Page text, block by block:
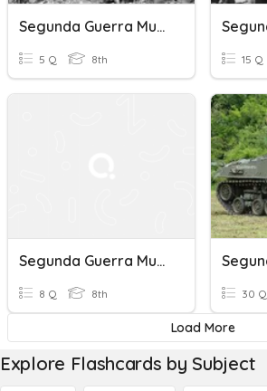
Segunda Guerra Mundial
5 Q 8th 15 Q
Segunda Guerra Mundial Quiz
8 Q 8th 30 Q
Load More
Explore Flashcards by Subject